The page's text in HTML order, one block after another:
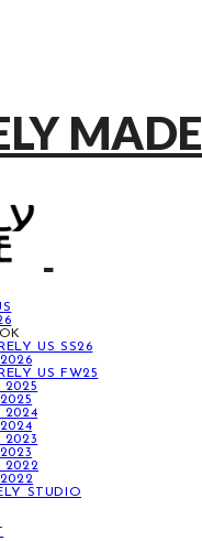
MADE
US SS26
US FW25
2025
2024
2023
2022
STUDIO